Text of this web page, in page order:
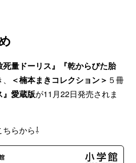
死量ドーリス』『乾からびた胎
＜楠本まきコレクション＞ ５冊
』愛蔵版が11月22日発売されま
らから⇩